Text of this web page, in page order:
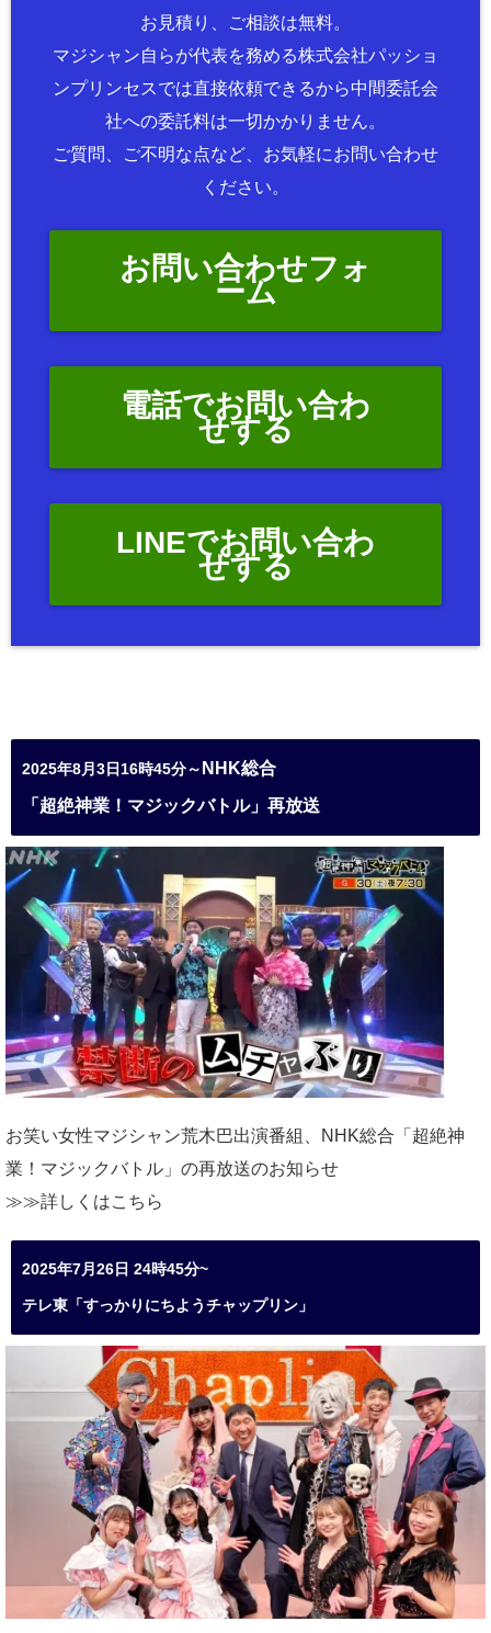
お見積り、ご相談は無料。
マジシャン自らが代表を務める株式会社パッショ
ンプリンセスでは直接依頼できるから中間委託会
社への委託料は一切かかりません。
ご質問、ご不明な点など、お気軽にお問い合わせ
ください。
お問い合わせフォ
ーム
電話でお問い合わ
せする
LINEでお問い合わ
せする
2025年8月3日16時45分～ NHK総合
「超絶神業！マジックバトル」再放送
お笑い女性マジシャン荒木巴出演番組、
NHK総合「超絶神
業！マジックバトル」の再放送のお知らせ
≫≫詳しくはこちら
2025年7月26日 24時45分~
テレ東「すっかりにちようチャップリン」